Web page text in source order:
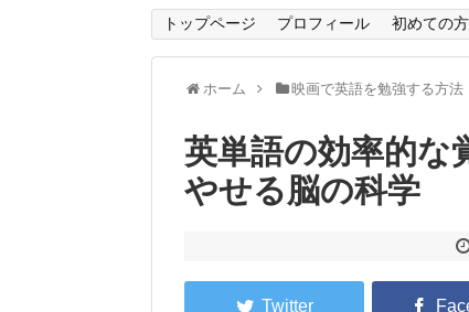
トップページ プロフィール 初めての
ホーム 映画で英語を勉強する方法
英単語の効率的な
やせる脳の科学